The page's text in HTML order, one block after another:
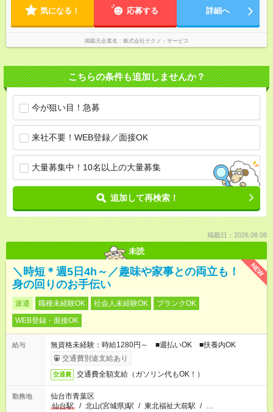
気になる！ 応募する 詳細へ
掲載元企業名 株式会社テクノ・サービス
こちらの条件も追加しませんか？
今が狙い目！急募
来社不要！WEB登録／面接OK
大量募集中！10名以上の大量募集
追加して再検索！
掲載日：2026.08.08
未読
NEW
＼時短＊週5日4h～／趣味や家事との両立も！
身の回りのお手伝い
派遣 職種未経験OK 社会人未経験OK
ブランクOK
WEB登録・面接OK
給与
無資格未経験：時給1280円～ ■週払いOK ■扶養内OK
交通費別途支給あり
交通費 交通費全額支給（ガソリン代もOK！）
勤務地
仙台市青葉区
仙台駅
/ 北山(宮城県)駅 / 東北福祉大前駅 / …